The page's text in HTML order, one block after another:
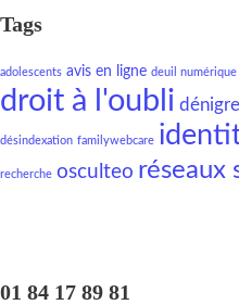
Tags
adolescents avis en ligne deuil numérique
droit à l'oubli
désindexation familywebcare
recherche osculteo réseaux
01 84 17 89 81